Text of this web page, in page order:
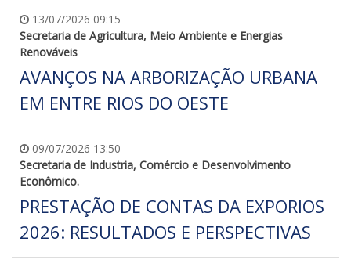
13/07/2026 09:15
Secretaria de Agricultura, Meio Ambiente e Energias
Renováveis
AVANÇOS NA ARBORIZAÇÃO URBANA
EM ENTRE RIOS DO OESTE
09/07/2026 13:50
Secretaria de Industria, Comércio e Desenvolvimento
Econômico.
PRESTAÇÃO DE CONTAS DA EXPORIOS
2026: RESULTADOS E PERSPECTIVAS